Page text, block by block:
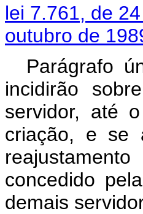
lei 7.761, de
outubro de
Parágrafo
incidirão
servidor, até
criação, e se
concedido pela
demais